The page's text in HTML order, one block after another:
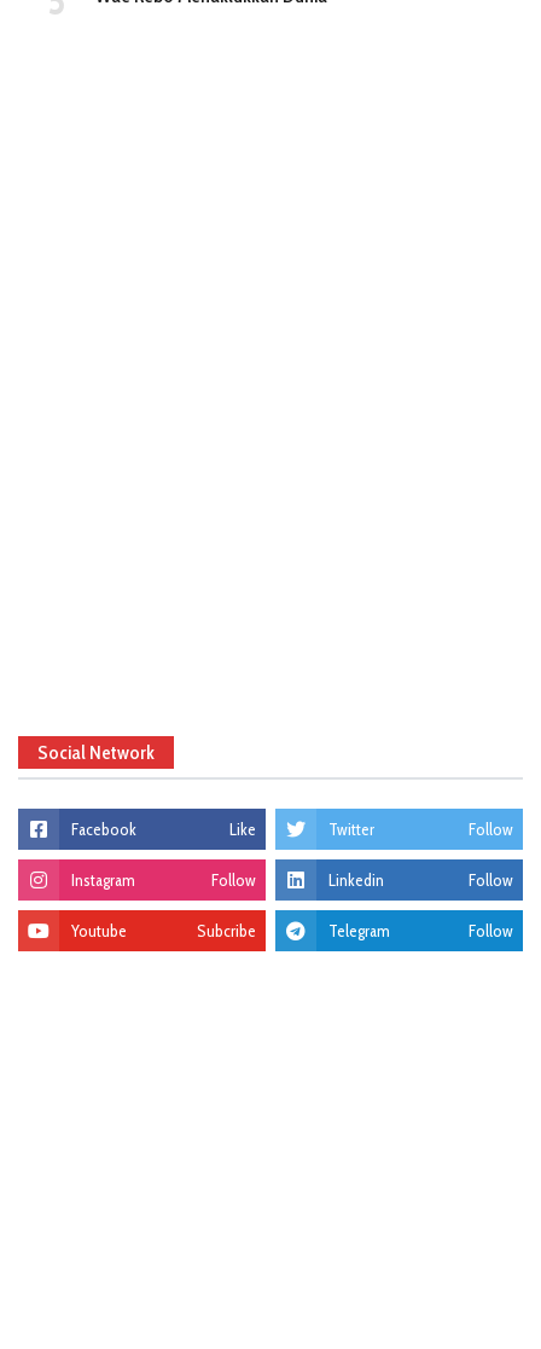
Social Network
Facebook Like Twitter Follow
Instagram Follow Linkedin Follow
Youtube Subcribe Telegram Follow